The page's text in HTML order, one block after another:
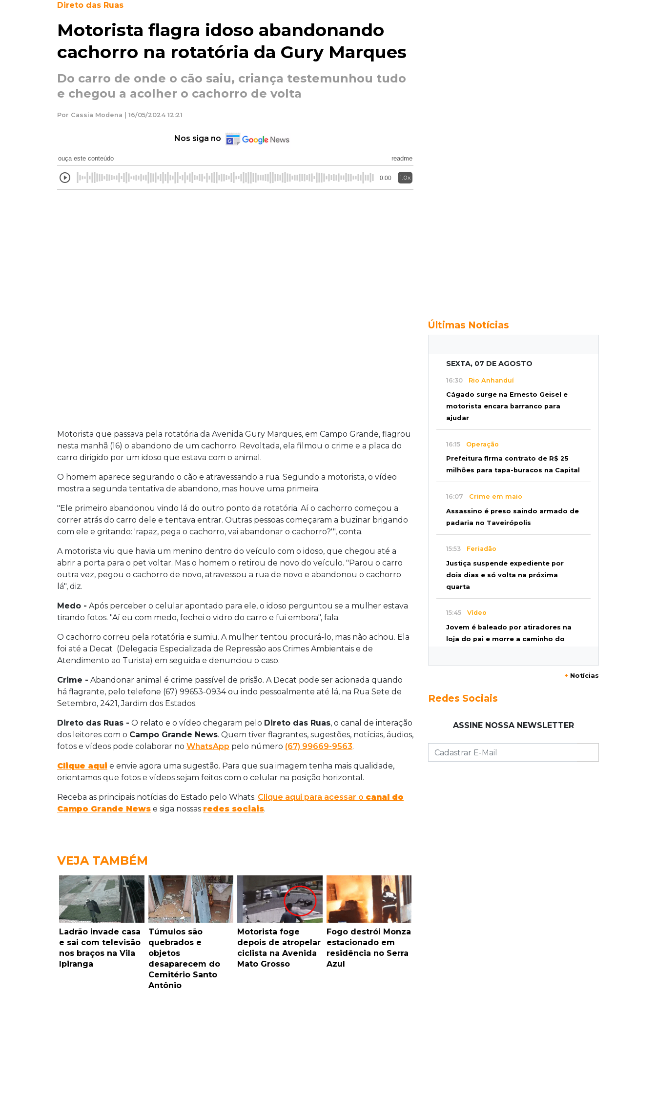
Direto das Ruas
Motorista flagra idoso abandonando
cachorro na rotatória da Gury Marques
Do carro de onde o cão saiu, criança testemunhou tudo
e chegou a acolher o cachorro de volta
Por Cassia Modena | 16/05/2024 12:21
Nos siga no
ouça este conteúdo readme
0:00 1.0x
Motorista que passava pela rotatória da Avenida Gury Marques, em Campo Grande, flagrou
nesta manhã (16) o abandono de um cachorro. Revoltada, ela filmou o crime e a placa do
carro dirigido por um idoso que estava com o animal.
O homem aparece segurando o cão e atravessando a rua. Segundo a motorista, o vídeo
mostra a segunda tentativa de abandono, mas houve uma primeira.
"Ele primeiro abandonou vindo lá do outro ponto da rotatória. Aí o cachorro começou a
correr atrás do carro dele e tentava entrar. Outras pessoas começaram a buzinar brigando
com ele e gritando: 'rapaz, pega o cachorro, vai abandonar o cachorro?'", conta.
A motorista viu que havia um menino dentro do veículo com o idoso, que chegou até a
abrir a porta para o pet voltar. Mas o homem o retirou de novo do veículo. "Parou o carro
outra vez, pegou o cachorro de novo, atravessou a rua de novo e abandonou o cachorro
lá", diz.
Medo - Após perceber o celular apontado para ele, o idoso perguntou se a mulher estava
tirando fotos. "Aí eu com medo, fechei o vidro do carro e fui embora", fala.
O cachorro correu pela rotatória e sumiu. A mulher tentou procurá-lo, mas não achou. Ela
foi até a Decat (Delegacia Especializada de Repressão aos Crimes Ambientais e de
Atendimento ao Turista) em seguida e denunciou o caso.
Crime - Abandonar animal é crime passível de prisão. A Decat pode ser acionada quando
há flagrante, pelo telefone (67) 99653-0934 ou indo pessoalmente até lá, na Rua Sete de
Setembro, 2421, Jardim dos Estados.
Direto das Ruas - O relato e o vídeo chegaram pelo Direto das Ruas, o canal de interação
dos leitores com o Campo Grande News. Quem tiver flagrantes, sugestões, notícias, áudios,
fotos e vídeos pode colaborar no WhatsApp pelo número (67) 99669-9563.
Clique aqui e envie agora uma sugestão. Para que sua imagem tenha mais qualidade,
orientamos que fotos e vídeos sejam feitos com o celular na posição horizontal.
Receba as principais notícias do Estado pelo Whats. Clique aqui para acessar o canal do
Campo Grande News e siga nossas redes sociais.
VEJA TAMBÉM
Ladrão invade casa
e sai com televisão
nos braços na Vila
Ipiranga
Túmulos são
quebrados e
objetos
desaparecem do
Cemitério Santo
Antônio
Motorista foge
depois de atropelar
ciclista na Avenida
Mato Grosso
Fogo destrói Monza
estacionado em
residência no Serra
Azul
Últimas Notícias
SEXTA, 07 DE AGOSTO
16:30 Rio Anhanduí
Cágado surge na Ernesto Geisel e
motorista encara barranco para
ajudar
16:15 Operação
Prefeitura firma contrato de R$ 25
milhões para tapa-buracos na Capital
16:07 Crime em maio
Assassino é preso saindo armado de
padaria no Taveirópolis
15:53 Feriadão
Justiça suspende expediente por
dois dias e só volta na próxima
quarta
15:45 Vídeo
Jovem é baleado por atiradores na
loja do pai e morre a caminho do
facadas alega legítima defesa e é
UEMS abre inscrições para
+ Notícias
Redes Sociais
ASSINE NOSSA NEWSLETTER